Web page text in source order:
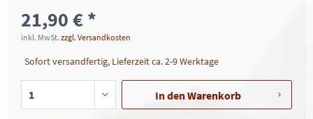
21,90 € *
inkl. MwSt. zzgl. Versandkosten
Sofort versandfertig, Lieferzeit ca. 2-9 Werktage
In denWarenkorb